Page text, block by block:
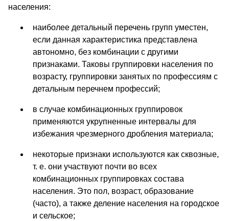
населения:
наиболее детальный перечень групп уместен,
если данная характеристика представлена
автономно, без комбинации с другими
признаками. Таковы группировки населения по
возрасту, группировки занятых по профессиям с
детальным перечнем профессий;
в случае комбинационных группировок
применяются укрупненные интервалы для
избежания чрезмерного дробления материала;
некоторые признаки используются как сквозные,
т. е. они участвуют почти во всех
комбинационных группировках состава
населения. Это пол, возраст, образование
(часто), а также деление населения на городское
и сельское;